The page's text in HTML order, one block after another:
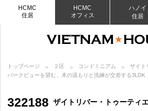
HCMC
住居
HCMC
オフィス
ハノイ
住居
トップページ ２区 コンドミニアム
ザイト
パークビューを望む、木の温もりと洗練が交差する3LDK
322188 ザイトリバー・トゥーティ